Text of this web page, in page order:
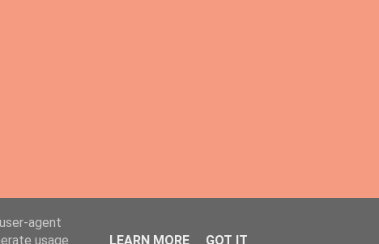
agent
usage
LEARN MORE GOT IT